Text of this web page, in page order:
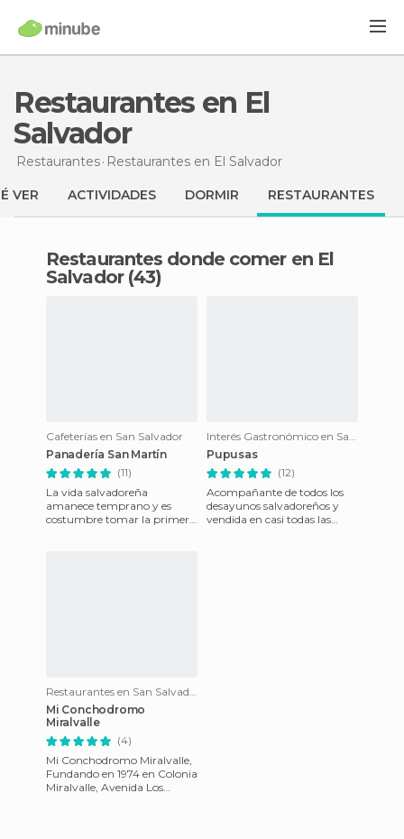
Restaurantes en El
Salvador
Restaurantes Restaurantes en El Salvador
VER ACTIVIDADES DORMIR RESTAURANTES
Restaurantes donde comer en El
Salvador (43)
Cafeterías en San Salvador
Panadería San Martín
(11)
La vida salvadoreña
amanece temprano y es
costumbre tomar la primera
Interés Gastronómico en San Salvador
Pupusas
(12)
Acompañante de todos los
desayunos salvadoreños y
vendida en casi todas las
Restaurantes en San Salvador
Mi Conchodromo
Miralvalle
(4)
Mi Conchodromo Miralvalle,
Fundando en 1974 en Colonia
Miralvalle, Avenida Los